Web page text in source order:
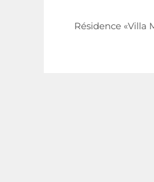
Résidence «Villa